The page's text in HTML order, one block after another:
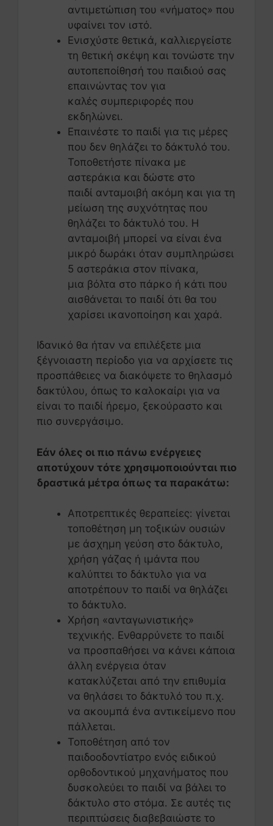
αντιμετώπιση του «νήματος» που
υφαίνει τον ιστό.
Ενισχύστε θετικά, καλλιεργείστε
τη θετική σκέψη και τονώστε την
αυτοπεποίθησή του παιδιού σας
επαινώντας τον για
καλές συμπεριφορές που
εκδηλώνει.
Επαινέστε το παιδί για τις μέρες
που δεν θηλάζει το δάκτυλό του.
Τοποθετήστε πίνακα με
αστεράκια και δώστε στο
παιδί ανταμοιβή ακόμη και για τη
μείωση της συχνότητας που
θηλάζει το δάκτυλό του. Η
ανταμοιβή μπορεί να είναι ένα
μικρό δωράκι όταν συμπληρώσει
5 αστεράκια στον πίνακα,
μια βόλτα στο πάρκο ή κάτι που
αισθάνεται το παιδί ότι θα του
χαρίσει ικανοποίηση και χαρά.
Ιδανικό θα ήταν να επιλέξετε μια
ξέγνοιαστη περίοδο για να αρχίσετε τις
προσπάθειες να διακόψετε το θηλασμό
δακτύλου, όπως το καλοκαίρι για να
είναι το παιδί ήρεμο, ξεκούραστο και
πιο συνεργάσιμο.
Εάν όλες οι πιο πάνω ενέργειες
αποτύχουν τότε χρησιμοποιούνται πιο
δραστικά μέτρα όπως τα παρακάτω:
Αποτρεπτικές θεραπείες: γίνεται
τοποθέτηση μη τοξικών ουσιών
με άσχημη γεύση στο δάκτυλο,
χρήση γάζας ή ιμάντα που
καλύπτει το δάκτυλο για να
αποτρέπουν το παιδί να θηλάζει
το δάκτυλο.
Χρήση «ανταγωνιστικής»
τεχνικής. Ενθαρρύνετε το παιδί
να προσπαθήσει να κάνει κάποια
άλλη ενέργεια όταν
κατακλύζεται από την επιθυμία
να θηλάσει το δάκτυλό του π.χ.
να ακουμπά ένα αντικείμενο που
πάλλεται.
Τοποθέτηση από τον
παιδοοδοντίατρο ενός ειδικού
ορθοδοντικού μηχανήματος που
δυσκολεύει το παιδί να βάλει το
δάκτυλο στο στόμα. Σε αυτές τις
περιπτώσεις διαβεβαιώστε το